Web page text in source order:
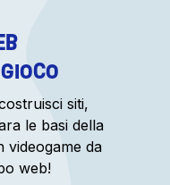
siti,
le basi della
videogame da
web!